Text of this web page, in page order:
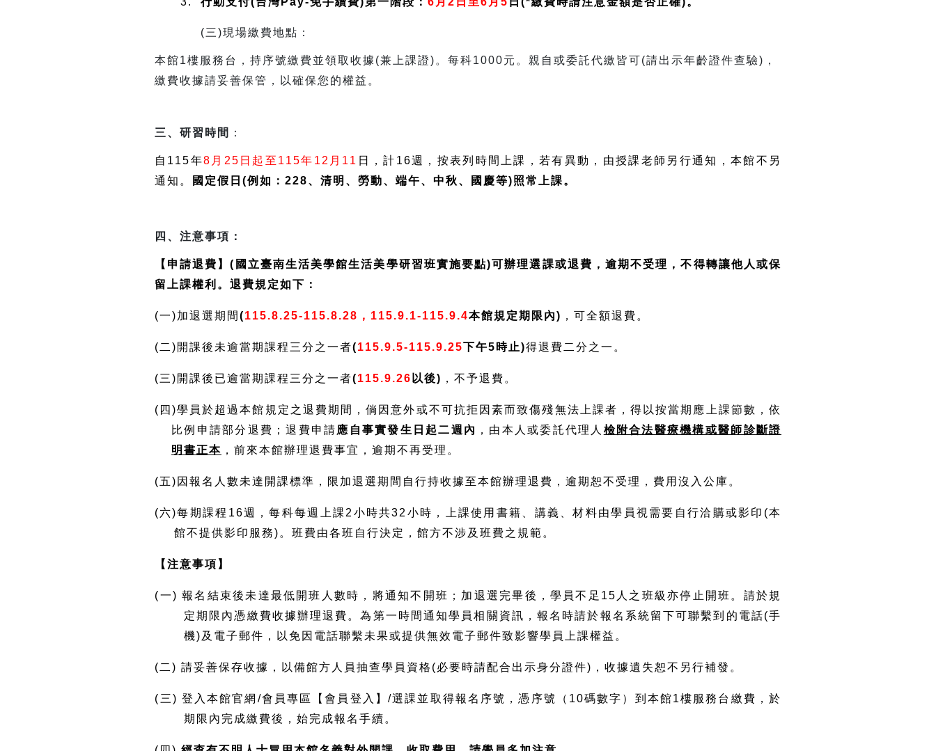
(三)現場繳費地點：
本館1樓服務台，持序號繳費並領取收據(兼上課證)。每科1000元。親自或委託代繳皆可(請出示年齡證件查驗)，
繳費收據請妥善保管，以確保您的權益。
三、研習時間 ：
自115年8月25日起至115年12月11 日，計16週，按表列時間上課，若有異動，由授課老師另行通知，本館不另
通知。
國定假日(例如：228、清明、勞動、端午、中秋、國慶等)照常上課。
四、注意事項：
【申請退費】(國立臺南生活美學館生活美學研習班實施要點)可辦理選課或退費，逾期不受理，不得轉讓他人或保
留上課權利。退費規定如下：
(一)加退選期間(115.8.25-115.8.28，115.9.1-115.9.4本館規定期限內) ，可全額退費。
(二)開課後未逾當期課程三分之一者(115.9.5-115.9.25下午5時止)得退費二分之一。
(三)開課後已逾當期課程三分之一者(115.9.26 以後) ，不予退費。
(四)學員於超過本館規定之退費期間，倘因意外或不可抗拒因素而致傷殘無法上課者，得以按當期應上課節數，依
比例申請部分退費；退費申請 應自事實發生日起二週內 ，由本人或委託代理人 檢附合法醫療機構或醫師診斷證
明書正本 ，前來本館辦理退費事宜，逾期不再受理。
(五)因報名人數未達開課標準，限加退選期間自行持收據至本館辦理退費，逾期恕不受理，費用沒入公庫。
(六)每期課程16週，每科每週上課2小時共32小時，上課使用書籍、講義、材料由學員視需要自行洽購或影印(本
館不提供影印服務)。班費由各班自行決定，館方不涉及班費之規範。
【注意事項】
(一) 報名結束後未達最低開班人數時，將通知不開班；加退選完畢後，學員不足15人之班級亦停止開班。請於規
定期限內憑繳費收據辦理退費。為第一時間通知學員相關資訊，報名時請於報名系統留下可聯繫到的電話(手
機)及電子郵件，以免因電話聯繫未果或提供無效電子郵件致影響學員上課權益。
(二) 請妥善保存收據，以備館方人員抽查學員資格(必要時請配合出示身分證件)，收據遺失恕不另行補發。
(三) 登入本館官網/會員專區【會員登入】/選課並取得報名序號，憑序號（10碼數字）到本館1樓服務台繳費，於
期限內完成繳費後，始完成報名手續。